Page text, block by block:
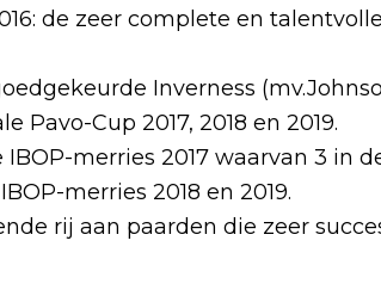
de zeer complete en
Inverness
Pavo-Cup 2017, 2018 en 2019.
merries 2017 waarvan 3 in
merries 2018 en 2019.
rij aan paarden die zeer